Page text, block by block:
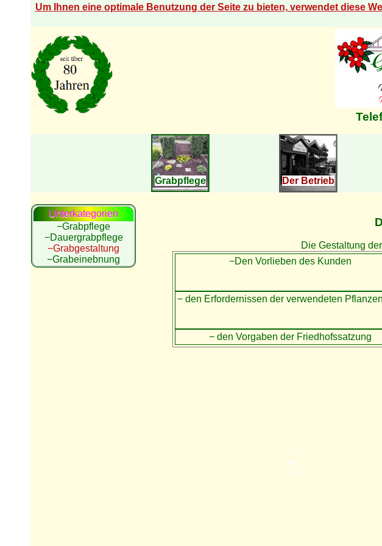
Um Ihnen eine optimale Benutzung der Seite zu bieten, verwendet diese
Grabpflege Der Betrieb
Unterkategorien
−Grabpflege
−Dauergrabpflege
−Grabgestaltung
−Grabeinebnung
Die Gestaltung
−Den Vorlieben des Kunden
− den Erfordernissen der verwendeten Pflanzen
− den Vorgaben der Friedhofssatzung